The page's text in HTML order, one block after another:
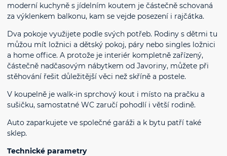
moderní kuchyně s jídelním koutem je částečně schovaná
za výklenkem balkonu, kam se vejde posezení i rajčátka.
Dva pokoje využijete podle svých potřeb. Rodiny s dětmi tu
můžou mít ložnici a dětský pokoj, páry nebo singles ložnici
a home office. A protože je interiér kompletně zařízený,
částečně nadčasovým nábytkem od Javoriny, můžete při
stěhování řešit důležitější věci než skříně a postele.
V koupelně je walk-in sprchový kout i místo na pračku a
sušičku, samostatné WC zaručí pohodlí i větší rodině.
Auto zaparkujete ve společné garáži a k bytu patří také
sklep.
Technické parametry